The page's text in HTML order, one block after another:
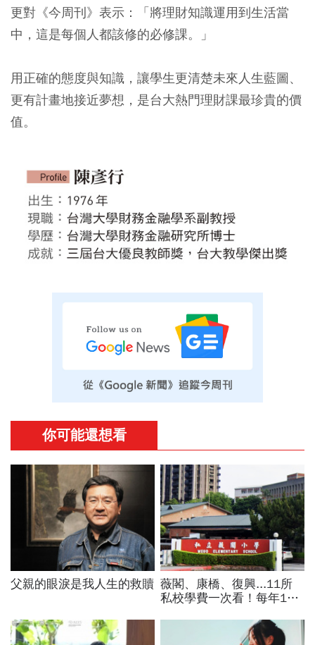
更對《今周刊》表示：「將理財知識運用到生活當
中，這是每個人都該修的必修課。」
用正確的態度與知識，讓學生更清楚未來人生藍圖、
更有計畫地接近夢想，是台大熱門理財課最珍貴的價
值。